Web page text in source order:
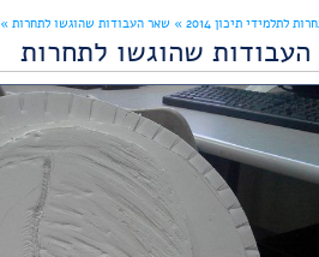
לתלמידי תיכון 2014 » שאר העבודות שהוגשו לתחרות »
שהוגשו לתחרות